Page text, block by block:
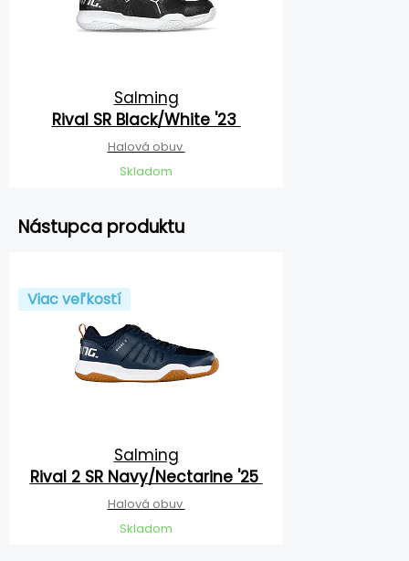
Salming
Rival SR Black/White '23
Halová obuv
Skladom
Nástupca produktu
Viac veľkostí
Salming
Rival 2 SR Navy/Nectarine '25
Halová obuv
Skladom